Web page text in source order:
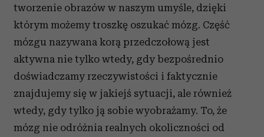
tworzenie obrazów w naszym umyśle, dzięki
którym możemy troszkę oszukać mózg. Część
mózgu nazywana korą przedczołową jest
aktywna nie tylko wtedy, gdy bezpośrednio
doświadczamy rzeczywistości i faktycznie
znajdujemy się w jakiejś sytuacji, ale również
wtedy, gdy tylko ją sobie wyobrażamy. To, że
mózg nie odróżnia realnych okoliczności od